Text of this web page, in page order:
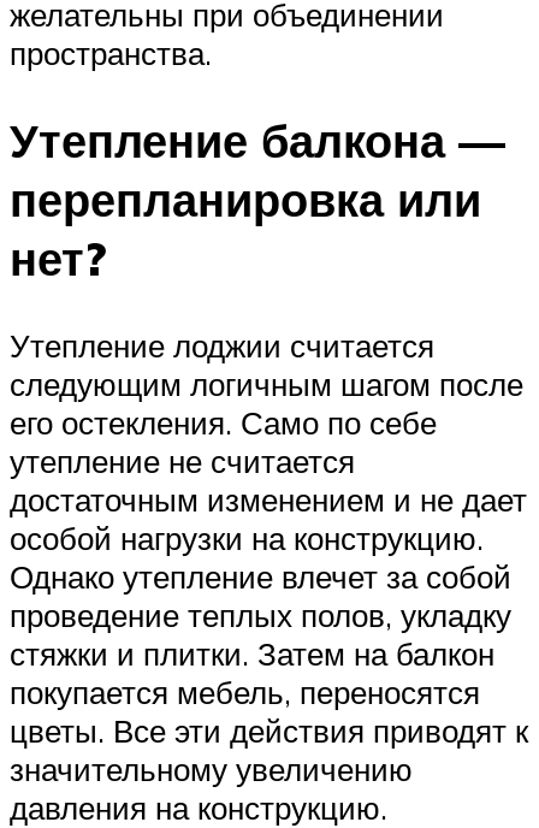
желательны при объединении
пространства.
Утепление балкона —
перепланировка или
нет?
Утепление лоджии считается
следующим логичным шагом после
его остекления. Само по себе
утепление не считается
достаточным изменением и не дает
особой нагрузки на конструкцию.
Однако утепление влечет за собой
проведение теплых полов, укладку
стяжки и плитки. Затем на балкон
покупается мебель, переносятся
цветы. Все эти действия приводят к
значительному увеличению
давления на конструкцию.